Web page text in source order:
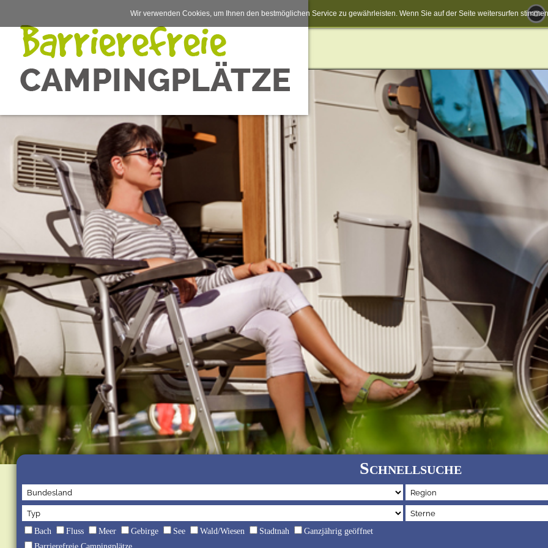
Schnellsuche
Bach Fluss Meer Gebirge See Wald/Wiesen Stadtnah
Ganzjährig geöffnet
Wir verwenden Cookies, um Ihnen den bestmöglichen Service zu gewährleisten. Wenn Sie auf der Seite weitersurfen